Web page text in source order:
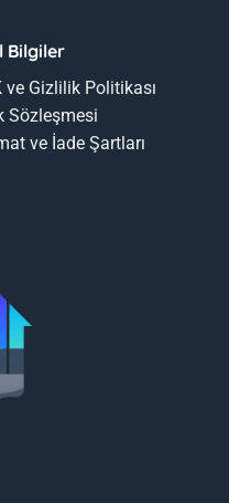
Bilgiler
ve Gizlilik Politikası
Sözleşmesi
ve İade Şartları